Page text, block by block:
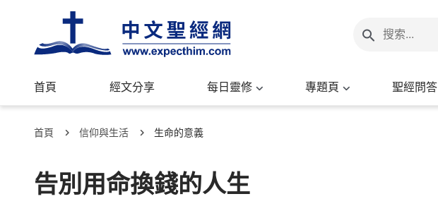
首頁 經文分享 每日靈修 專題頁 聖經問答
首頁 信仰與生活 生命的意義
告別用命換錢的人生